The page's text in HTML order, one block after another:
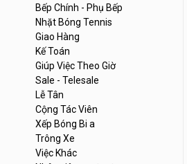
Bếp Chính - Phụ Bếp
Nhặt Bóng Tennis
Giao Hàng
Kế Toán
Giúp Việc Theo Giờ
Sale - Telesale
Lễ Tân
Cộng Tác Viên
Xếp Bóng Bi a
Trông Xe
Việc Khác